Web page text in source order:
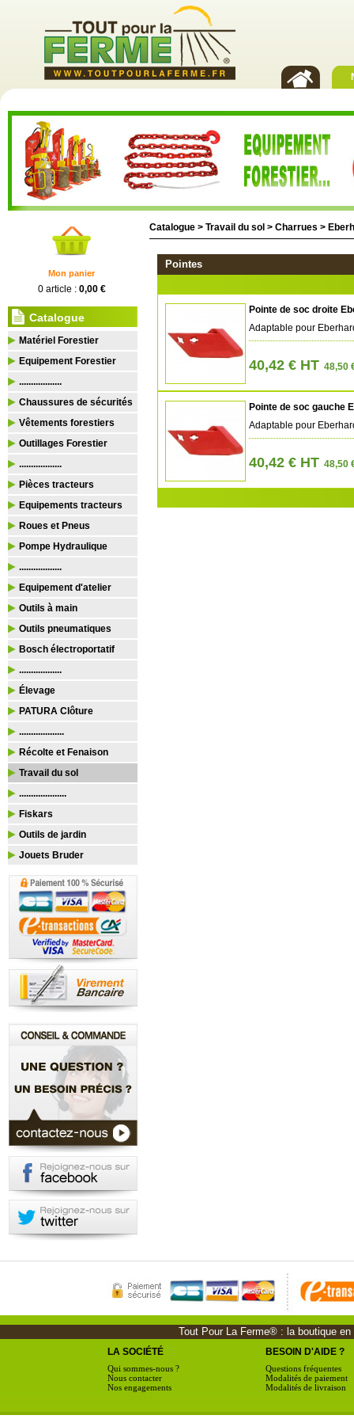
Mon panier
0 article : 0,00 €
Catalogue
Matériel Forestier
Equipement Forestier
..................
Chaussures de sécurités
Vêtements forestiers
Outillages Forestier
..................
Pièces tracteurs
Equipements tracteurs
Roues et Pneus
Pompe Hydraulique
..................
Equipement d'atelier
Outils à main
Outils pneumatiques
Bosch électroportatif
..................
Élevage
PATURA Clôture
...................
Récolte et Fenaison
Travail du sol
....................
Fiskars
Outils de jardin
Jouets Bruder
Catalogue > Travail du sol > Charrues >
Pointes
Pointe de soc droite
Adaptable pour
40,42 € HT 48,50
Pointe de soc gauche
Adaptable pour
40,42 € HT 48,50
Tout Pour La Ferme® : la boutique
LA SOCIÉTÉ
Qui sommes-nous ?
Nous contacter
Nos engagements
BESOIN D'AIDE ?
Questions fréquentes
Modalités de paiement
Modalités de livraison